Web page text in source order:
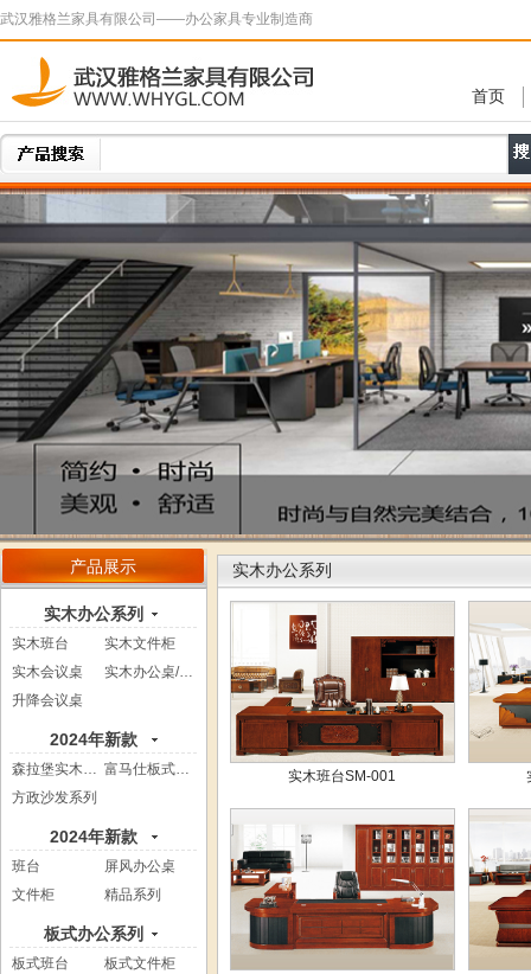
武汉雅格兰家具有限公司——办公家具专业制造商
首页
产品展示
实木办公系列
实木班台
实木文件柜
实木会议桌
实木办公桌/电...
升降会议桌
2024年新款
森拉堡实木系列
富马仕板式系列
方政沙发系列
2024年新款
班台
屏风办公桌
文件柜
精品系列
板式办公系列
板式班台
板式文件柜
实木办公系列
实木班台SM-001